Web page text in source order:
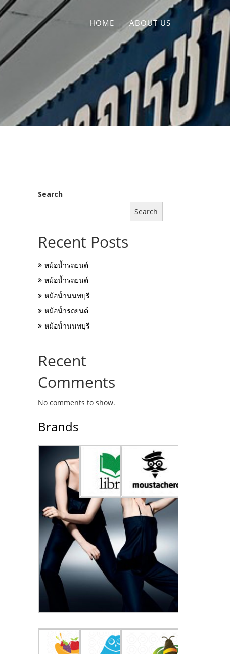
HOME ABOUT US
Search
Search
Recent Posts
หม้อน้ำรถยนต์
หม้อน้ำรถยนต์
หม้อน้ำนนทบุรี
หม้อน้ำรถยนต์
หม้อน้ำนนทบุรี
Recent
Comments
No comments to show.
Brands